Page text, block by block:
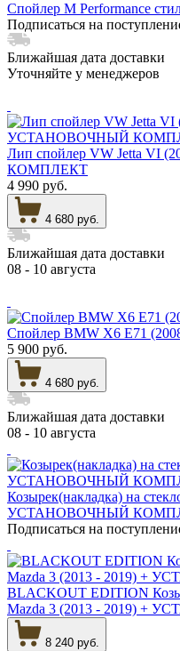
Спойлер M Performance
Подписаться на
Ближайшая дата доставки
Уточняйте у менеджеров
Лип спойлер VW Jetta VI
КОМПЛЕКТ
4 990 руб.
4 680 руб.
Ближайшая дата доставки
08 - 10 августа
Спойлер BMW X6 E71
5 900 руб.
4 680 руб.
Ближайшая дата доставки
08 - 10 августа
Козырек(накладка) на
УСТАНОВОЧНЫЙ
Подписаться на
BLACKOUT EDITION
Mazda 3 (2013 - 2019)
8 240 руб.